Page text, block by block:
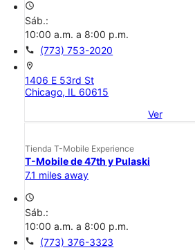
access_time
Sáb.:
10:00 a.m. a 8:00 p.m.
call (773) 753-2020
location_on
1406 E 53rd St
Chicago, IL 60615
Ver
Tienda T-Mobile Experience
T-Mobile de 47th y Pulaski
7.1 miles away
access_time
Sáb.:
10:00 a.m. a 8:00 p.m.
call (773) 376-3323